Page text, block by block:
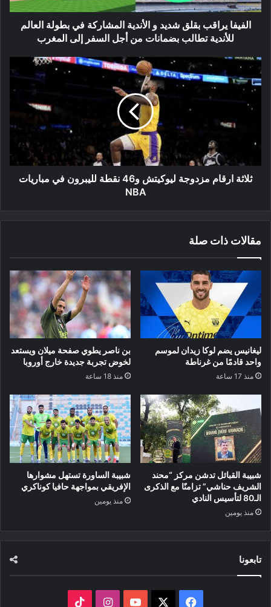
بطولة
العالم
بضمانات
من
أجل
إلى
الفيفا يراقب بقلق شديد و الأندية المشاركة في بطولة العالم
للأندية تطالب بضمانات من أجل السفر إلى المغرب
ثلاثة
ارقام
مزدوجة
ليوكيتش
و46
مباريات
NBA
ثلاثة ارقام مزدوجة ليوكيتش و46 نقطة لليبرون في مباريات
NBA
مقالات ذات صلة
ليغانيس يضم لوكا زيدان لموسم
واحد قادمًا من غرناطة
منذ 17 ساعة
بن ناصر يطوي صفحة ميلان ويستعد
لخوض تجربة جديدة خارج أوروبا
منذ 18 ساعة
شبيبة القبائل تدشن مركز “محند
الشريف حناشي” تزامنًا مع الذكرى
الـ80 لتأسيس النادي
منذ يومين
شبيبة الساورة تستهل مشوارها
الإفريقي بمواجهة حافيا كوناكري
منذ يومين
تابعونا
فيسبوك ‫YouTubeانستقرام